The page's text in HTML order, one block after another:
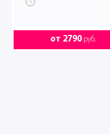
от 2790руб.